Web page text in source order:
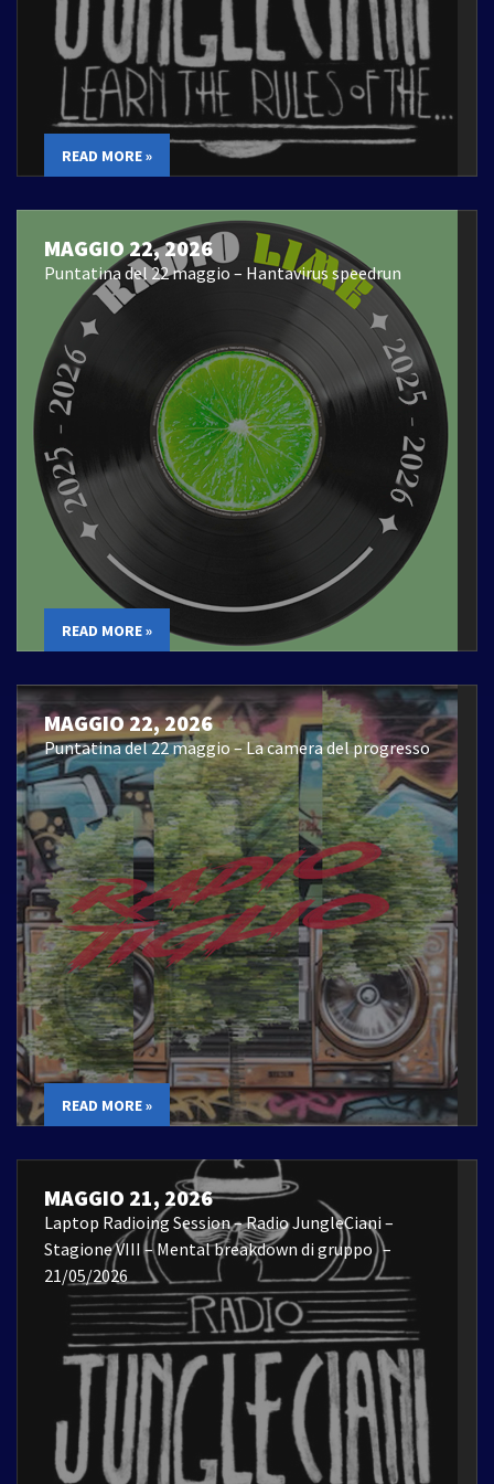
READ MORE »
MAGGIO 22, 2026
Puntatina del 22 maggio – Hantavirus speedrun
READ MORE »
MAGGIO 22, 2026
Puntatina del 22 maggio – La camera del progresso
READ MORE »
MAGGIO 21, 2026
Laptop Radioing Session – Radio JungleCiani –
Stagione VIII – Mental breakdown di gruppo –
21/05/2026